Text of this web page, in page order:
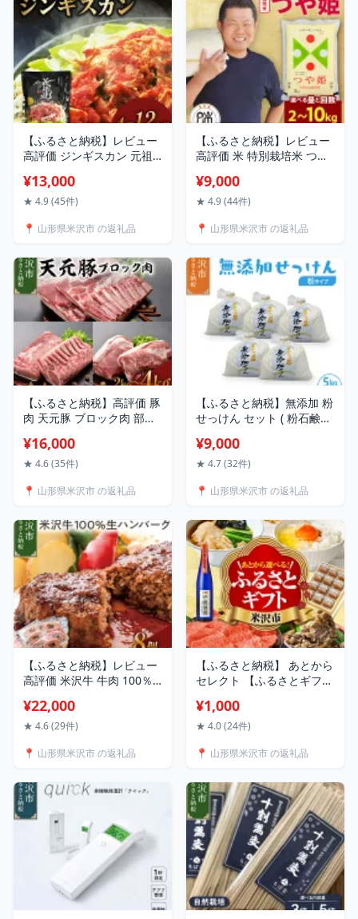
形 米沢 山形県 米沢市
家計応援 山形県 米沢市
【ふるさと納税】レビュー
高評価 ジンギスカン 元祖
前 味噌だれ付 薄切り 羊肉
味噌味 焼肉 秘伝の味 ソウ
¥13,000
★ 4.9 (45件)
📍 山形県米沢市 の返礼品
【ふるさと納税】レビュー
高評価 米 特別栽培米 つや
: 令和7年産 / 令和8年産 ・
2kg / 6kg / 10kg ・ 1回 / 3
2025年産 2026年産 新米 白
マイスター厳選 農薬5割削
減 家計応援 山形県 米沢市
¥9,000
★ 4.9 (44件)
📍 山形県米沢市 の返礼品
【ふるさと納税】高評価 豚
肉 天元豚 ブロック肉 部位
豚バラ / 豚肩ロース) 2kg
または 4kg 冷蔵 配送 大容
ーシュー ポークソテー ポ
県 米沢市
¥16,000
★ 4.6 (35件)
📍 山形県米沢市 の返礼品
【ふるさと納税】無添加 粉
せっけん セット ( 粉石鹸
洗剤 洗濯洗剤 食器洗剤 衣
類洗剤 キッチン用洗剤 無
サイクル 山形県 米沢市
¥9,000
★ 4.7 (32件)
📍 山形県米沢市 の返礼品
【ふるさと納税】レビュー
高評価 米沢牛 牛肉 100％
1.2kg ソース付 小分け ハン
バーグ 和牛 ブランド牛 国
ギフト 贈答 冷凍 便利 山形
¥22,000
★ 4.6 (29件)
📍 山形県米沢市 の返礼品
【ふるさと納税】 あとから
セレクト 【ふるさとギフ
1,000,000円後から選べる
あとから選べる 返礼品 肉
バーグ 豚肉 そば 卵 米 カタ
料 山形県 米沢市
¥1,000
★ 4.0 (24件)
📍 山形県米沢市 の返礼品